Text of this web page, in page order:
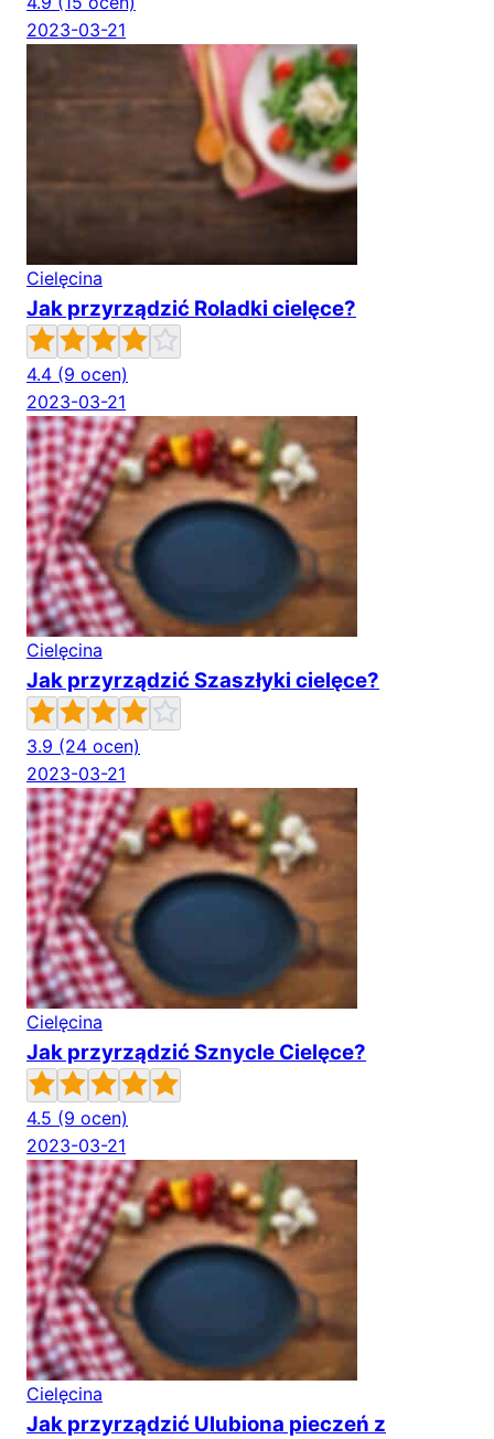
2023-03-21
Cielęcina
Jak przyrządzić Roladki cielęce?
4.4 (9 ocen)
2023-03-21
Cielęcina
Jak przyrządzić Szaszłyki cielęce?
3.9 (24 ocen)
2023-03-21
Cielęcina
Jak przyrządzić Sznycle Cielęce?
4.5 (9 ocen)
2023-03-21
Cielęcina
Jak przyrządzić Ulubiona pieczeń z